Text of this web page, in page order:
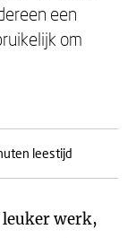
een
om
leestijd
leuker werk,